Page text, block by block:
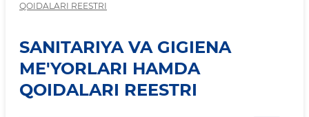
QOIDALARI REESTRI
SANITARIYA VA GIGIENA
ME'YORLARI HAMDA
QOIDALARI REESTRI